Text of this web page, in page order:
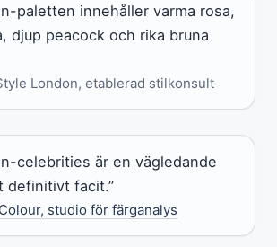
paletten innehåller varma rosa,
djup peacock och rika bruna
London, etablerad stilkonsult
celebrities är en vägledande
definitivt facit.”
studio för färganalys